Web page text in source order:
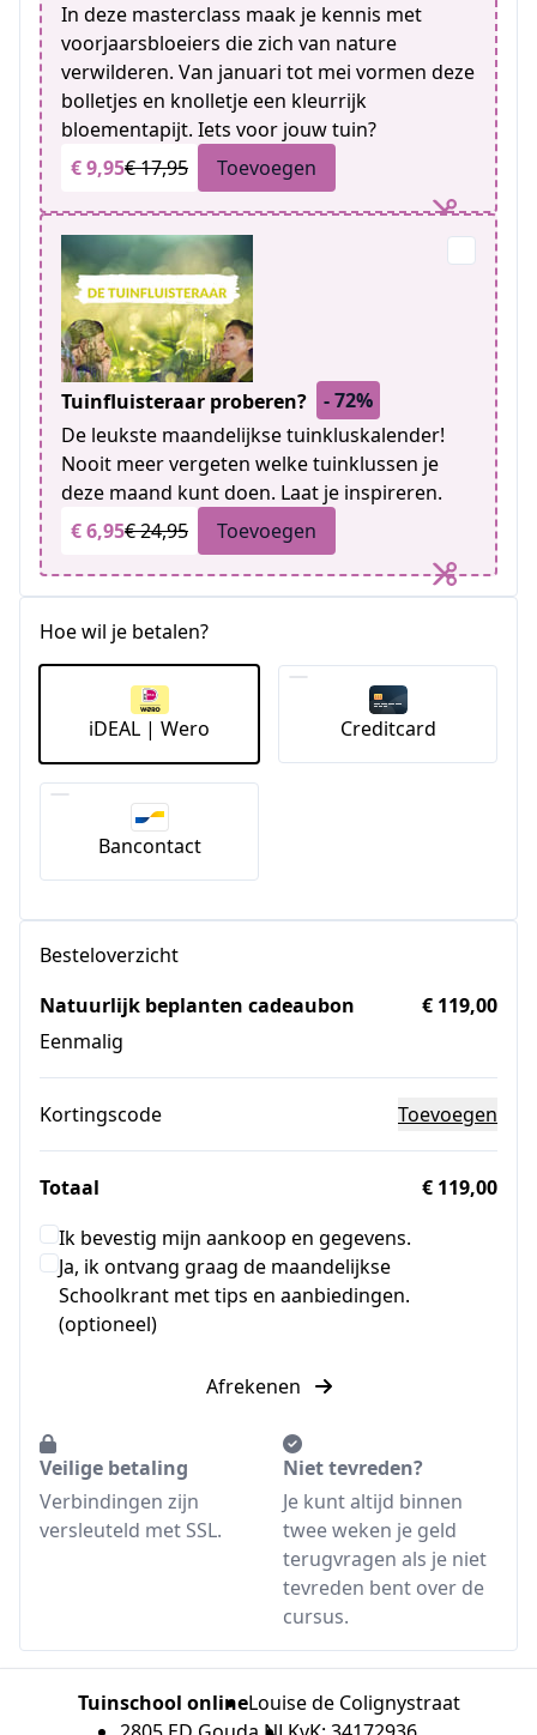
In deze masterclass maak je kennis met
voorjaarsbloeiers die zich van nature
verwilderen. Van januari tot mei vormen deze
bolletjes en knolletje een kleurrijk
bloementapijt. Iets voor jouw tuin?
€ 9,95€ 17,95 Toevoegen
Tuinfluisteraar proberen?
- 72%
De leukste maandelijkse tuinkluskalender!
Nooit meer vergeten welke tuinklussen je
deze maand kunt doen. Laat je inspireren.
€ 6,95€ 24,95 Toevoegen
Hoe wil je betalen?
iDEAL | Wero Creditcard
Bancontact
Besteloverzicht
Natuurlijk beplanten cadeaubon
Eenmalig
€ 119,00
Kortingscode Toevoegen
Totaal
€ 119,00
Ik bevestig mijn aankoop en gegevens.
Ja, ik ontvang graag de maandelijkse
Schoolkrant met tips en aanbiedingen.
(optioneel)
Afrekenen
Veilige betaling
Verbindingen zijn
versleuteld met SSL.
Niet tevreden?
Je kunt altijd binnen
twee weken je geld
terugvragen als je niet
tevreden bent over de
cursus.
Tuinschool onlineLouise de Colignystraat